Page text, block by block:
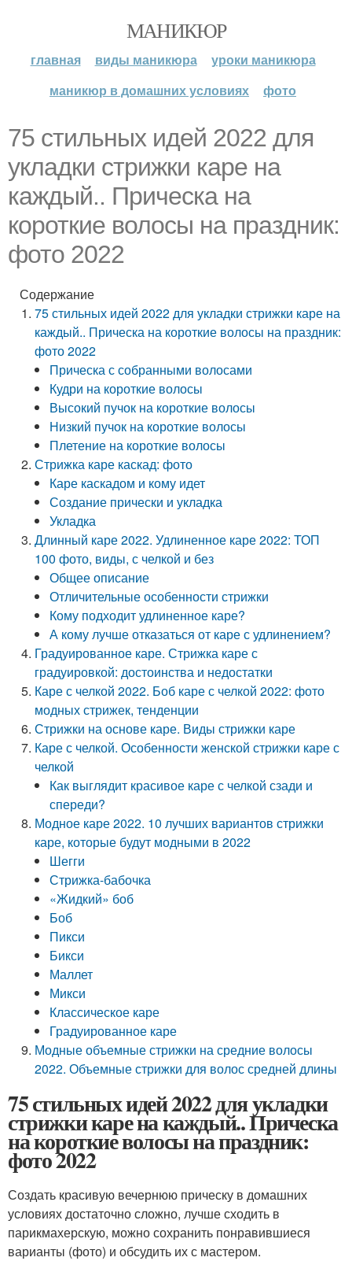
МАНИКЮР
главная виды маникюра
уроки маникюра
маникюр в домашних условиях
фото
75 стильных идей 2022 для
укладки стрижки каре на
каждый.. Прическа на
короткие волосы на праздник:
фото 2022
Содержание
75 стильных идей 2022 для укладки стрижки каре на
каждый.. Прическа на короткие волосы на праздник:
фото 2022
Прическа с собранными волосами
Кудри на короткие волосы
Высокий пучок на короткие волосы
Низкий пучок на короткие волосы
Плетение на короткие волосы
Стрижка каре каскад: фото
Каре каскадом и кому идет
Создание прически и укладка
Укладка
Длинный каре 2022. Удлиненное каре 2022: ТОП
100 фото, виды, с челкой и без
Общее описание
Отличительные особенности стрижки
Кому подходит удлиненное каре?
А кому лучше отказаться от каре с удлинением?
Градуированное каре. Стрижка каре с
градуировкой: достоинства и недостатки
Каре с челкой 2022. Боб каре с челкой 2022: фото
модных стрижек, тенденции
Стрижки на основе каре. Виды стрижки каре
Каре с челкой. Особенности женской стрижки каре с
челкой
Как выглядит красивое каре с челкой сзади и
спереди?
Модное каре 2022. 10 лучших вариантов стрижки
каре, которые будут модными в 2022
Шегги
Стрижка-бабочка
«Жидкий» боб
Боб
Пикси
Бикси
Маллет
Микси
Классическое каре
Градуированное каре
Модные объемные стрижки на средние волосы
2022. Объемные стрижки для волос средней длины
75 стильных идей 2022 для укладки
стрижки каре на каждый.. Прическа
на короткие волосы на праздник:
фото 2022
Создать красивую вечернюю прическу в домашних
условиях достаточно сложно, лучше сходить в
парикмахерскую, можно сохранить понравившиеся
варианты (фото) и обсудить их с мастером.